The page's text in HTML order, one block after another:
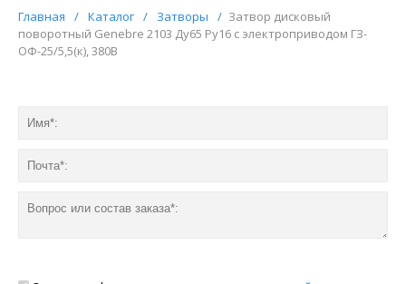
Главная / Каталог / Затворы / Затвор дисковый
поворотный Genebre 2103 Ду65 Ру16 с электроприводом ГЗ-
ОФ-25/5,5(к), 380В